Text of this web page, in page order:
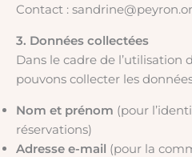
Contact :
3. Données collectées
Dans le cadre de l’utilisation
pouvons collecter les
Nom et prénom (pour
réservations)
Adresse e-mail (pour la